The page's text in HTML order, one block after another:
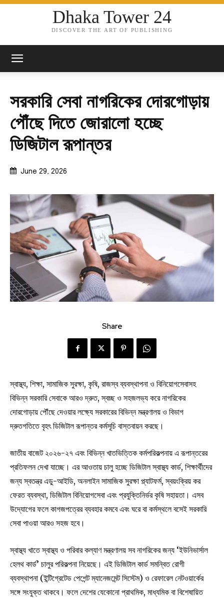
Dhaka Tower 24
DISCOVER THE ART OF PUBLISHING
সরকারি সেবা নাগরিকের দোরগোড়ায়
পৌঁছে দিতে জোরালো হচ্ছে
ডিজিটাল রূপান্তর
June 29, 2026
Share
স্বাস্থ্য, শিক্ষা, সামাজিক সুরক্ষা, কৃষি, রাজস্ব ব্যবস্থাপনা ও বিনিয়োগসেবাসহ
বিভিন্ন সরকারি সেবাকে আরও দ্রুত, স্বচ্ছ ও সহজলভ্য করে নাগরিকের
দোরগোড়ায় পৌঁছে দেওয়ার লক্ষ্যে সরকারের বিভিন্ন মন্ত্রণালয় ও বিভাগ
দ্রুতগতিতে বৃহৎ ডিজিটাল রূপান্তর কর্মসূচি বাস্তবায়ন করছে।
জাতীয় বাজেট ২০২৬-২৭ এবং বিভিন্ন খাতভিত্তিক কর্মপরিকল্পনায় এ রূপান্তরের
প্রতিফলন দেখা যাচ্ছে। এর আওতায় চালু হচ্ছে ডিজিটাল স্বাস্থ্য কার্ড, শিক্ষার্থীদের
জন্য স্বতন্ত্র এডু-আইডি, অনলাইন সামাজিক সুরক্ষা প্ল্যাটফর্ম, স্বয়ংক্রিয় কর
ফেরত ব্যবস্থা, ডিজিটাল বিনিয়োগসেবা এবং প্রযুক্তিনির্ভর কৃষি সহায়তা। এসব
উদ্যোগের ফলে কাগজপত্রের ব্যবহার কমবে এবং ঘরে বা কর্মস্থলে বসেই সরকারি
সেবা পাওয়া আরও সহজ হবে।
স্বাস্থ্য খাতে স্বাস্থ্য ও পরিবার কল্যাণ মন্ত্রণালয় সব নাগরিকের জন্য ‘ইউনিভার্সাল
হেলথ কার্ড’ চালুর পরিকল্পনা নিয়েছে। এই ডিজিটাল কার্ড সমন্বিত রোগী
ব্যবস্থাপনা (ইন্টিগ্রেটেড পেশেন্ট ম্যানেজমেন্ট সিস্টেম) ও রেফারেল নেটওয়ার্কের
সঙ্গে সংযুক্ত থাকবে। ফলে দেশের যেকোনো প্রাথমিক, মাধ্যমিক বা বিশেষায়িত